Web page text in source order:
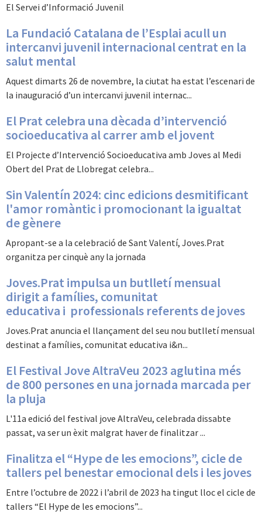
El Servei d’Informació Juvenil
La Fundació Catalana de l’Esplai acull un
intercanvi juvenil internacional centrat en la
salut mental
Aquest dimarts 26 de novembre, la ciutat ha estat l’escenari de
la inauguració d’un intercanvi juvenil internac...
El Prat celebra una dècada d’intervenció
socioeducativa al carrer amb el jovent
El Projecte d’Intervenció Socioeducativa amb Joves al Medi
Obert del Prat de Llobregat celebra...
Sin Valentín 2024: cinc edicions desmitificant
l'amor romàntic i promocionant la igualtat
de gènere
Apropant-se a la celebració de Sant Valentí, Joves.Prat
organitza per cinquè any la jornada
Joves.Prat impulsa un butlletí mensual
dirigit a famílies, comunitat
educativa i professionals referents de joves
Joves.Prat anuncia el llançament del seu nou butlletí mensual
destinat a famílies, comunitat educativa i&n...
El Festival Jove AltraVeu 2023 aglutina més
de 800 persones en una jornada marcada per
la pluja
L'11a edició del festival jove AltraVeu, celebrada dissabte
passat, va ser un èxit malgrat haver de finalitzar ...
Finalitza el “Hype de les emocions”, cicle de
tallers pel benestar emocional dels i les joves
Entre l’octubre de 2022 i l’abril de 2023 ha tingut lloc el cicle de
tallers “El Hype de les emocions”...